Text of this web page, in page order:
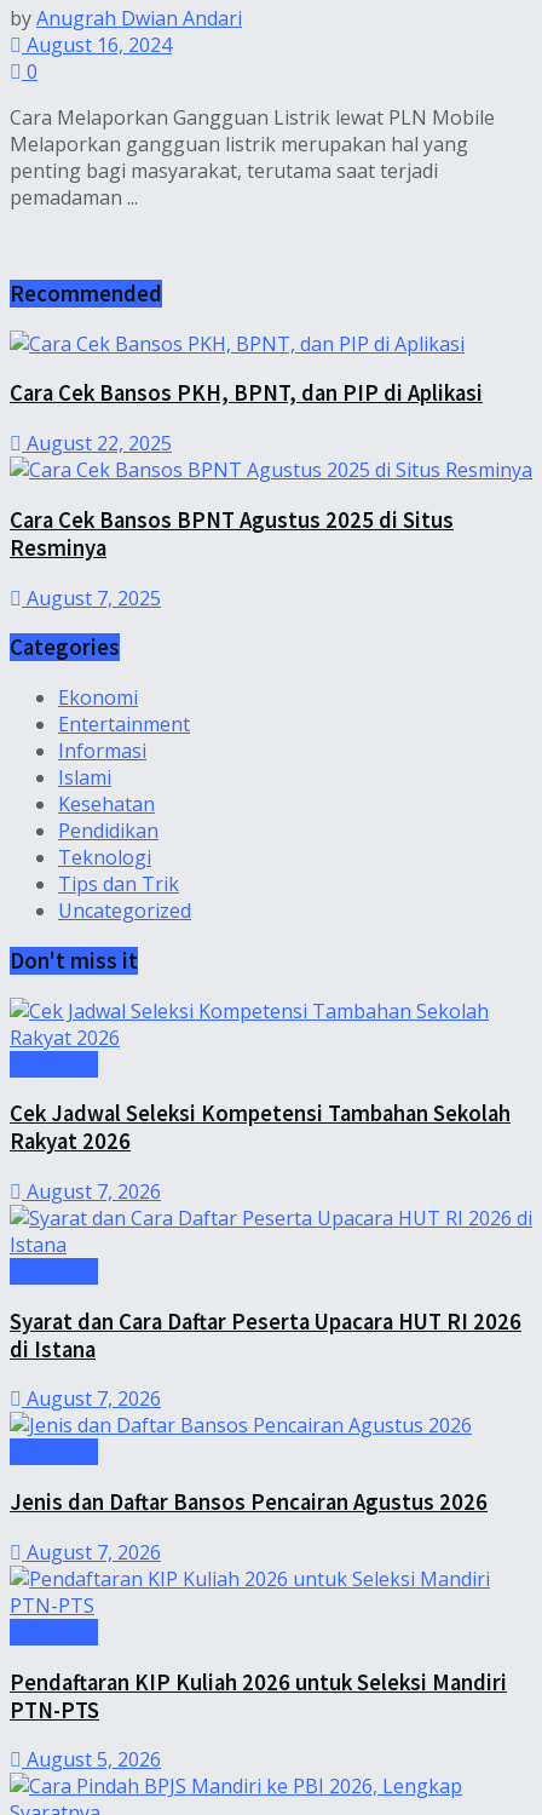
byAnugrah Dwian Andari
August 16, 2024
0
Cara Melaporkan Gangguan Listrik lewat PLN Mobile
Melaporkan gangguan listrik merupakan hal yang
penting bagi masyarakat, terutama saat terjadi
pemadaman ...
Recommended
Cara Cek Bansos PKH, BPNT, dan PIP di Aplikasi
August 22, 2025
Cara Cek Bansos BPNT Agustus 2025 di Situs
Resminya
August 7, 2025
Categories
Ekonomi
Entertainment
Informasi
Islami
Kesehatan
Pendidikan
Teknologi
Tips dan Trik
Uncategorized
Don't miss it
Cek Jadwal Seleksi Kompetensi Tambahan Sekolah
Rakyat 2026
August 7, 2026
Syarat dan Cara Daftar Peserta Upacara HUT RI 2026
di Istana
August 7, 2026
Jenis dan Daftar Bansos Pencairan Agustus 2026
August 7, 2026
Pendaftaran KIP Kuliah 2026 untuk Seleksi Mandiri
PTN-PTS
August 5, 2026